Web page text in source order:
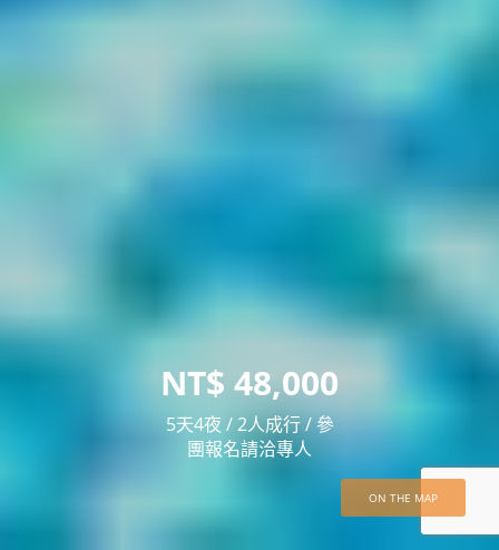
ON THE MAP
NT$ 48,000
5天4夜 / 2人成行 / 參
團報名請洽專人